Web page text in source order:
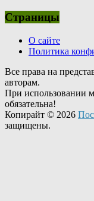
Страницы
О сайте
Политика
Все права на
авторам.
При использовании
обязательна!
Копирайт © 2026
защищены.